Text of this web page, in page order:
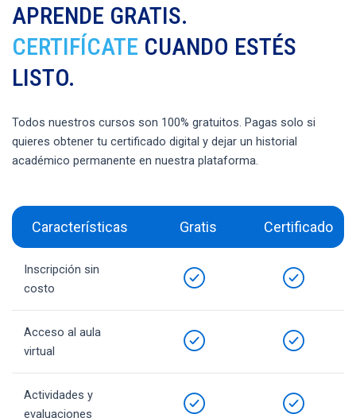
APRENDE GRATIS.
CERTIFÍCATE CUANDO ESTÉS
LISTO.
Todos nuestros cursos son 100% gratuitos. Pagas solo si
quieres obtener tu certificado digital y dejar un historial
académico permanente en nuestra plataforma.
Características Gratis Certificado
Inscripción sin
costo
Acceso al aula
virtual
Actividades y
evaluaciones